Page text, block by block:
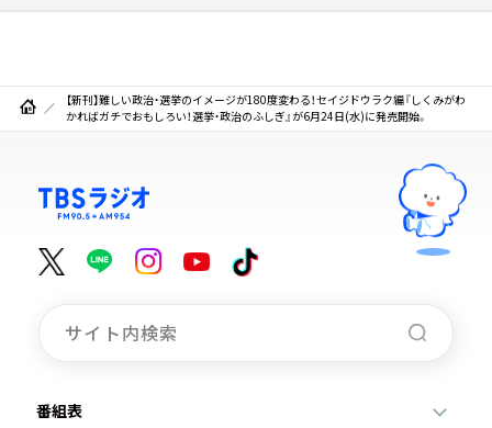
【新刊】難しい政治・選挙のイメージが180度変わる！セイジドウラク編『しくみがわ
かればガチでおもしろい！選挙・政治のふしぎ』が6月24日(水)に発売開始。
番組表